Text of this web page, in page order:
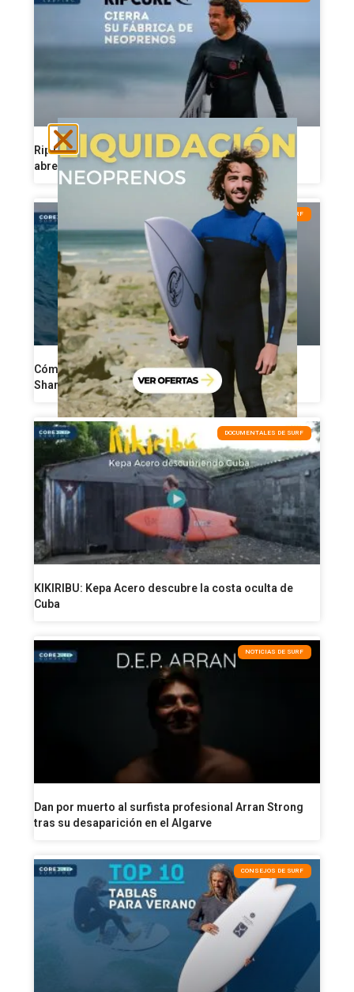
Rip Curl reorganiza su producción de neoprenos y
abre una nueva etapa industrial
CONSEJOS DE SURF
Cómo perder grasa a partir de los 40: 8 reglas de
Shane Dorian para ponerse en forma
DOCUMENTALES DE SURF
KIKIRIBU: Kepa Acero descubre la costa oculta de
Cuba
NOTICIAS DE SURF
Dan por muerto al surfista profesional Arran Strong
tras su desaparición en el Algarve
CONSEJOS DE SURF